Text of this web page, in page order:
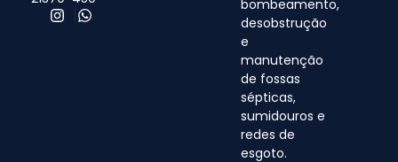
bombeamento,
desobstrução
e
manutenção
de fossas
sépticas,
sumidouros e
redes de
esgoto.